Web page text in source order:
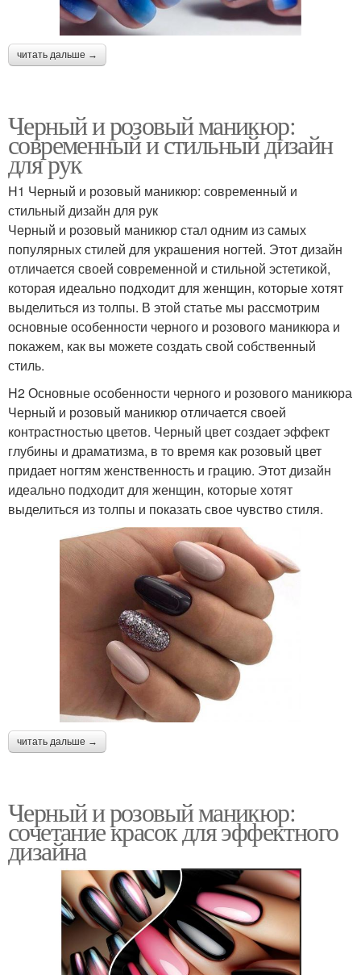
читать дальше →
Черный и розовый маникюр:
современный и стильный дизайн
для рук
H1 Черный и розовый маникюр: современный и
стильный дизайн для рук
Черный и розовый маникюр стал одним из самых
популярных стилей для украшения ногтей. Этот дизайн
отличается своей современной и стильной эстетикой,
которая идеально подходит для женщин, которые хотят
выделиться из толпы. В этой статье мы рассмотрим
основные особенности черного и розового маникюра и
покажем, как вы можете создать свой собственный
стиль.
H2 Основные особенности черного и розового маникюра
Черный и розовый маникюр отличается своей
контрастностью цветов. Черный цвет создает эффект
глубины и драматизма, в то время как розовый цвет
придает ногтям женственность и грацию. Этот дизайн
идеально подходит для женщин, которые хотят
выделиться из толпы и показать свое чувство стиля.
читать дальше →
Черный и розовый маникюр:
сочетание красок для эффектного
дизайна